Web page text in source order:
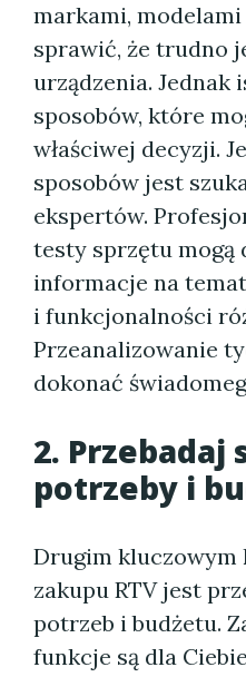
markami,
sprawić, że trudno
urządzenia. Jednak
sposobów, które
właściwej decyzji.
sposobów jest
ekspertów.
testy sprzętu mogą
informacje na
i funkcjonalności
Przeanalizowanie
dokonać
2. Przebadaj
potrzeby i
Drugim kluczowym
zakupu RTV jest
potrzeb i budżetu.
funkcje są dla